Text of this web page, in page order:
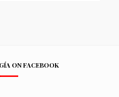
ON FACEBOOK